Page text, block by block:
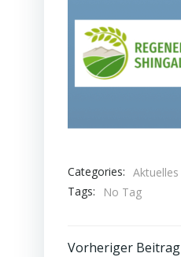
Categories: Aktuelles
Tags:
No Tag
Vorheriger Beitrag